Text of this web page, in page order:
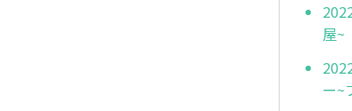
屋~
ー~